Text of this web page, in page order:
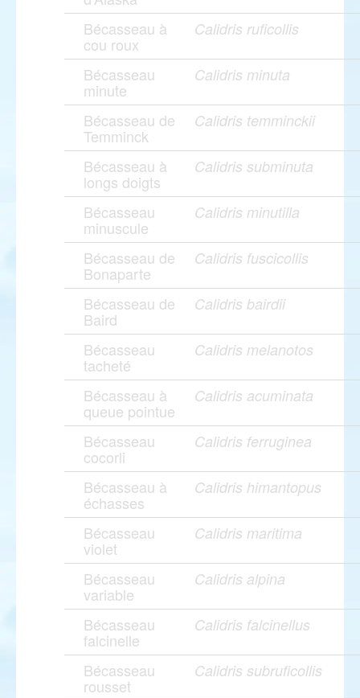
Bécasseau à
cou roux
Calidris ruficollis
Bécasseau
minute
Calidris minuta
Bécasseau de
Temminck
Calidris temminckii
Bécasseau à
longs doigts
Calidris subminuta
Bécasseau
minuscule
Calidris minutilla
Bécasseau de
Bonaparte
Calidris fuscicollis
Bécasseau de
Baird
Calidris bairdii
Bécasseau
tacheté
Calidris melanotos
Bécasseau à
queue pointue
Calidris acuminata
Bécasseau
cocorli
Calidris ferruginea
Bécasseau à
échasses
Calidris himantopus
Bécasseau
violet
Calidris maritima
Bécasseau
variable
Calidris alpina
Bécasseau
falcinelle
Calidris falcinellus
Bécasseau
rousset
Calidris subruficollis